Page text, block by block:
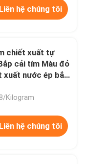
Liên hệ chúng tôi
chiết xuất tự
cải tím Màu đỏ
xuất nước ép bắp
làm bánh và
Kilogram
Liên hệ chúng tôi